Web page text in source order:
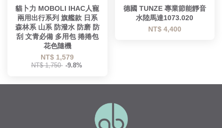
貓卜力 MOBOLI IHAC人寵
兩用出行系列 旗艦款 日系
森林系 山系 防潑水 防磨 防
刮 文青必備 多用包 捲捲包
花色隨機
NT$ 1,579
NT$ 1,750 -9.8%
德國 TUNZE 專業節能靜音
水陸馬達1073.020
NT$ 4,400